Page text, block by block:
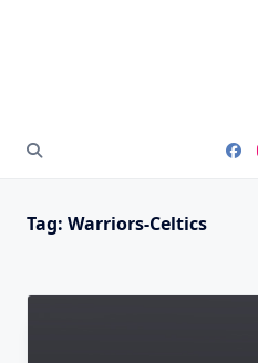
Tag: Warriors-Celtics